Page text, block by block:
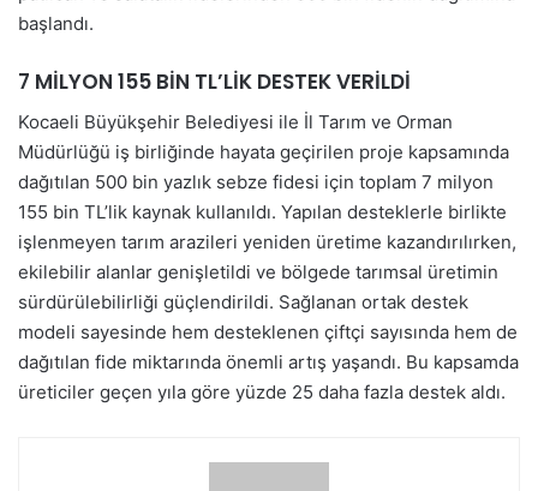
başlandı.
7 MİLYON 155 BİN TL’LİK DESTEK VERİLDİ
Kocaeli Büyükşehir Belediyesi ile İl Tarım ve Orman
Müdürlüğü iş birliğinde hayata geçirilen proje kapsamında
dağıtılan 500 bin yazlık sebze fidesi için toplam 7 milyon
155 bin TL’lik kaynak kullanıldı. Yapılan desteklerle birlikte
işlenmeyen tarım arazileri yeniden üretime kazandırılırken,
ekilebilir alanlar genişletildi ve bölgede tarımsal üretimin
sürdürülebilirliği güçlendirildi. Sağlanan ortak destek
modeli sayesinde hem desteklenen çiftçi sayısında hem de
dağıtılan fide miktarında önemli artış yaşandı. Bu kapsamda
üreticiler geçen yıla göre yüzde 25 daha fazla destek aldı.